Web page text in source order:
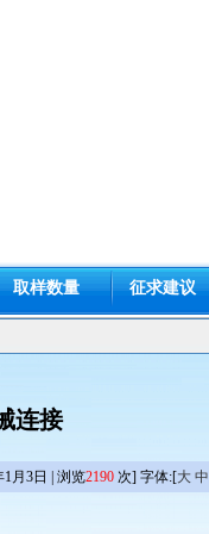
取样数量 征求建议
连接
月3日 | 浏览2190次] 字体:[大 中